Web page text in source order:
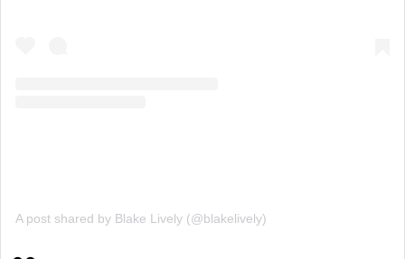
A post shared by Blake Lively (@blakelively)